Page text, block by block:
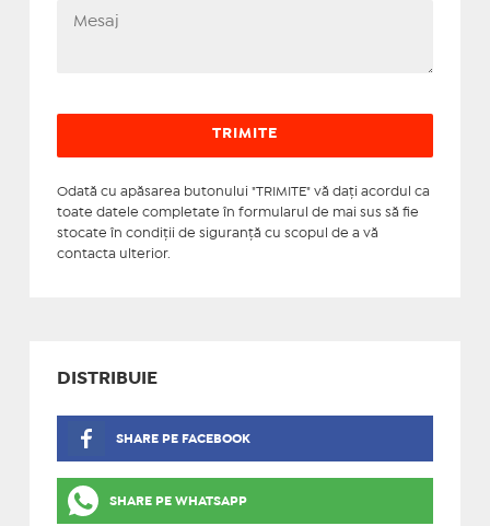
Odată cu apăsarea butonului "TRIMITE" vă daţi acordul ca
toate datele completate în formularul de mai sus să fie
stocate în condiţii de siguranţă cu scopul de a vă
contacta ulterior.
DISTRIBUIE
SHARE PE FACEBOOK
SHARE PE WHATSAPP